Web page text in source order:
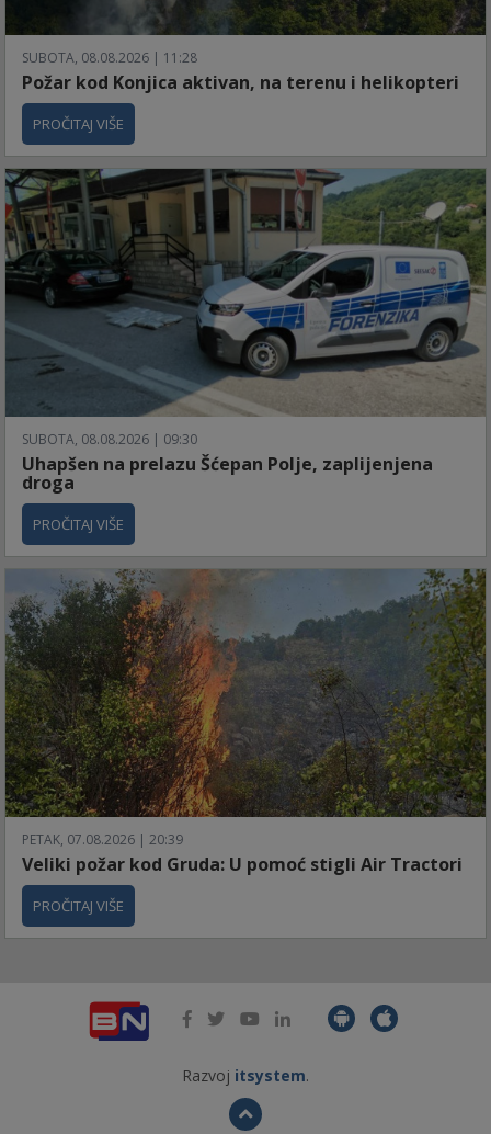
SUBOTA, 08.08.2026 | 11:28
Požar kod Konjica aktivan, na terenu i helikopteri
PROČITAJ VIŠE
SUBOTA, 08.08.2026 | 09:30
Uhapšen na prelazu Šćepan Polje, zaplijenjena
droga
PROČITAJ VIŠE
PETAK, 07.08.2026 | 20:39
Veliki požar kod Gruda: U pomoć stigli Air Tractori
PROČITAJ VIŠE
Razvoj itsystem.